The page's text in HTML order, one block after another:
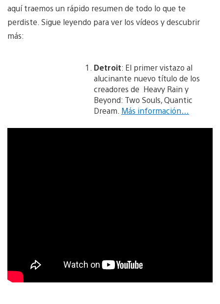
aquí traemos un rápido resumen de todo lo que te
perdiste. Sigue leyendo para ver los vídeos y descubrir
más:
Detroit: El primer vistazo al
alucinante nuevo título de los
creadores de Heavy Rain y
Beyond: Two Souls, Quantic
Dream. Más información…